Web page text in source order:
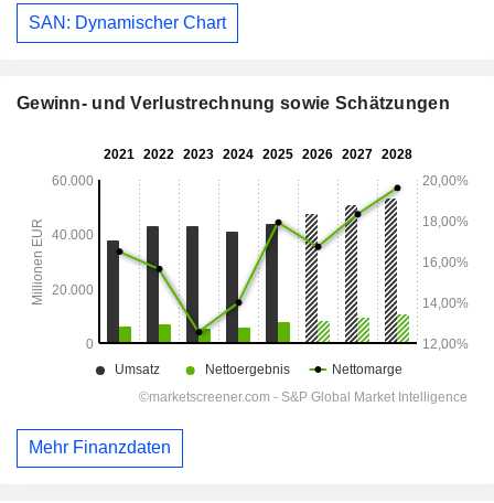
SAN: Dynamischer Chart
Gewinn- und Verlustrechnung sowie Schätzungen
Mehr Finanzdaten